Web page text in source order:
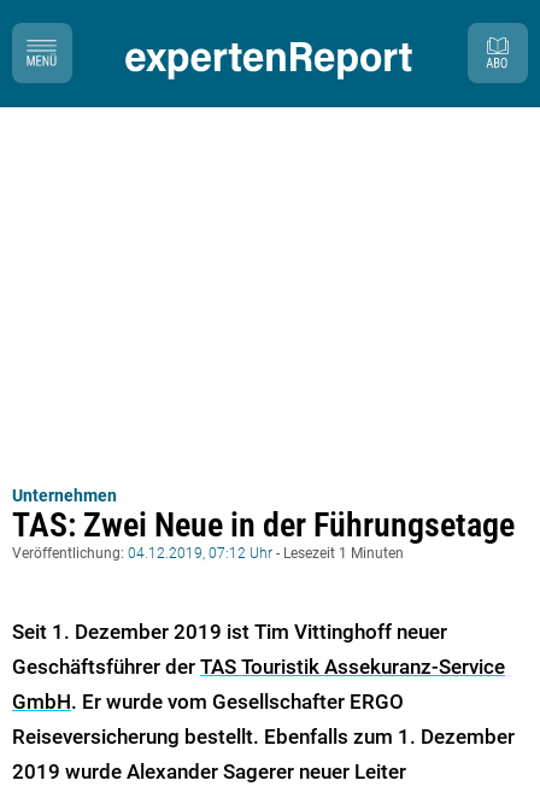
Unternehmen
TAS: Zwei Neue in der Führungsetage
Veröffentlichung: 04.12.2019, 07:12 Uhr - Lesezeit 1 Minuten
Seit 1. Dezember 2019 ist Tim Vittinghoff neuer
Geschäftsführer der TAS Touristik Assekuranz-Service
GmbH. Er wurde vom Gesellschafter ERGO
Reiseversicherung bestellt. Ebenfalls zum 1. Dezember
2019 wurde Alexander Sagerer neuer Leiter